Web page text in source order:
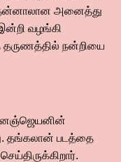
தன்னாலான அனைத்து
வழங்கி
தருணத்தில் நன்றியை
தனஞ்ஜெயனின்
தங்கலான் படத்தை